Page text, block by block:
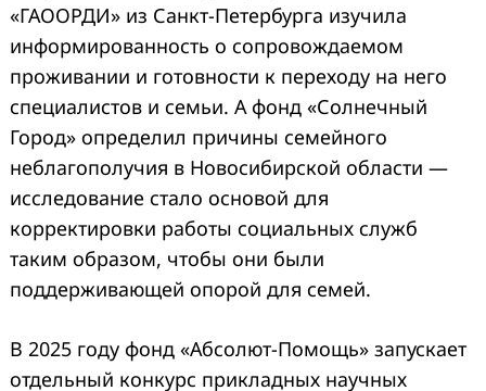
«ГАООРДИ» из Санкт-Петербурга изучила
информированность о сопровождаемом
проживании и готовности к переходу на него
специалистов и семьи. А фонд «Солнечный
Город» определил причины семейного
неблагополучия в Новосибирской области —
исследование стало основой для
корректировки работы социальных служб
таким образом, чтобы они были
поддерживающей опорой для семей.
В 2025 году фонд «Абсолют-Помощь» запускает
отдельный конкурс прикладных научных